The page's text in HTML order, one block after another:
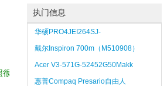
执门信息
华硕PRO4JEI264SJ-
SL（4GB/750GB）
戴尔Inspiron 700m（M510908）
Acer V3-571G-52452G50Makk
惠普Compaq Presario自由人